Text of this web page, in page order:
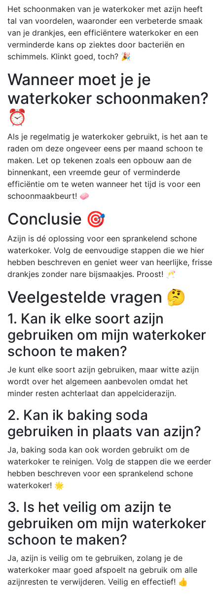
Het schoonmaken van je waterkoker met azijn heeft
tal van voordelen, waaronder een verbeterde smaak
van je drankjes, een efficiëntere waterkoker en een
verminderde kans op ziektes door bacteriën en
schimmels. Klinkt goed, toch? 🎉
Wanneer moet je je
waterkoker schoonmaken?
⏰
Als je regelmatig je waterkoker gebruikt, is het aan te
raden om deze ongeveer eens per maand schoon te
maken. Let op tekenen zoals een opbouw aan de
binnenkant, een vreemde geur of verminderde
efficiëntie om te weten wanneer het tijd is voor een
schoonmaakbeurt! 🧼
Conclusie 🎯
Azijn is dé oplossing voor een sprankelend schone
waterkoker. Volg de eenvoudige stappen die we hier
hebben beschreven en geniet weer van heerlijke, frisse
drankjes zonder nare bijsmaakjes. Proost! 🥂
Veelgestelde vragen 🤔
1. Kan ik elke soort azijn
gebruiken om mijn waterkoker
schoon te maken?
Je kunt elke soort azijn gebruiken, maar witte azijn
wordt over het algemeen aanbevolen omdat het
minder resten achterlaat dan appelciderazijn.
2. Kan ik baking soda
gebruiken in plaats van azijn?
Ja, baking soda kan ook worden gebruikt om de
waterkoker te reinigen. Volg de stappen die we eerder
hebben beschreven voor een sprankelend schone
waterkoker! 🌟
3. Is het veilig om azijn te
gebruiken om mijn waterkoker
schoon te maken?
Ja, azijn is veilig om te gebruiken, zolang je de
waterkoker maar goed afspoelt na gebruik om alle
azijnresten te verwijderen. Veilig en effectief! 👍